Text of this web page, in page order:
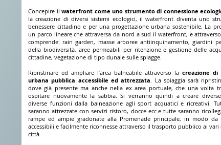
Concepire ilwaterfront come uno strumento di connessione
la creazione di diversi sistemi ecologici, il waterfront diventa uno
benessere cittadino e per una progettazione urbana sostenibile. La
un parco lineare che attraversa da nord a sud il waterfront, e
comprende: rain garden, masse arboree antiinquinamento, giardini
della biodiversità, aree permeabili per ritenzione e gestione delle
cittadine, vegetazione di tipo dunale sulle spiagge.
Ripristinare ed ampliare l’area balneabile attraverso la creazione di
urbana pubblica accessibile ed attrezzata. La spiaggia sarà
dove già presente ma anche nella ex area portuale, che una volta
ospitare nuovamente la sabbia. Si verranno quindi a creare
diverse funzioni dalla balneazione agli sport acquatici e ricreativi.
saranno attrezzate con servizi ristoro, docce ecc.e tutte saranno
rampe ed ampie gradonate alla Promenade principale, in modo da
accessibili e facilmente riconnesse attraverso il trasporto pubblico ai
città.